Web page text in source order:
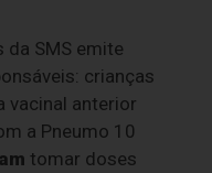
da SMS emite
crianças
vacinal anterior
a Pneumo 10
tomar doses